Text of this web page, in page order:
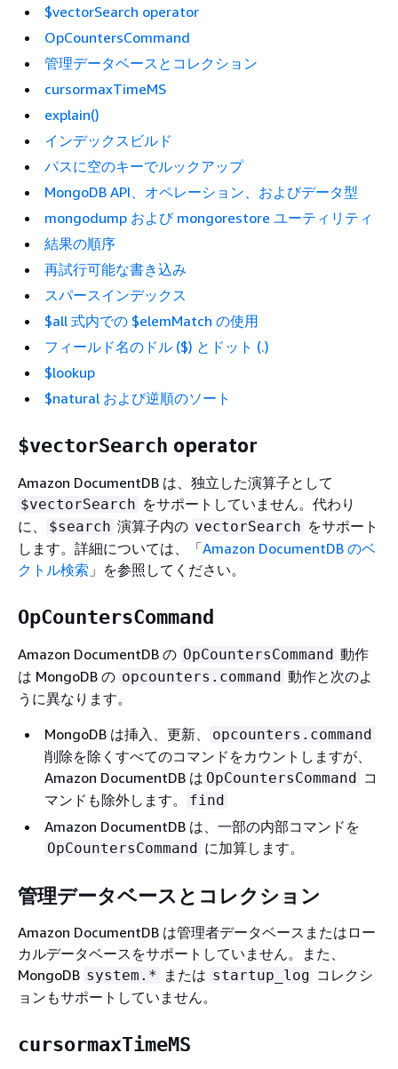
$vectorSearch operator
OpCountersCommand
管理データベースとコレクション
cursormaxTimeMS
explain()
インデックスビルド
パスに空のキーでルックアップ
MongoDB API、オペレーション、およびデータ型
mongodump および mongorestore ユーティリティ
結果の順序
再試行可能な書き込み
スパースインデックス
$all 式内での $elemMatch の使用
フィールド名のドル ($) とドット (.)
$lookup
$natural および逆順のソート
$vectorSearch operator
Amazon DocumentDB は、独立した演算子として
$vectorSearch をサポートしていません。代わり
に、
$search 演算子内の vectorSearch をサポート
します。詳細については、「Amazon DocumentDB のベ
クトル検索 」を参照してください。
OpCountersCommand
Amazon DocumentDB の OpCountersCommand 動作
は MongoDB の opcounters.command 動作と次のよ
うに異なります。
MongoDB は挿入、更新、
opcounters.command
削除を除くすべてのコマンドをカウントしますが、
Amazon DocumentDB は OpCountersCommand コ
マンドも除外します。
find
Amazon DocumentDB は、一部の内部コマンドを
OpCountersCommand に加算します。
管理データベースとコレクション
Amazon DocumentDB は管理者データベースまたはロー
カルデータベースをサポートしていません。また、
MongoDB system.* または startup_log コレクシ
ョンもサポートしていません。
cursormaxTimeMS